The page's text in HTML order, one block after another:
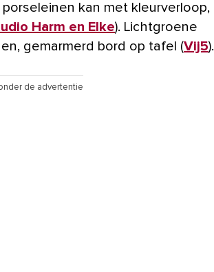
kan met kleurverloop,
Harm en Elke). Lichtgroene
gemarmerd bord op tafel (Vij5).
de advertentie